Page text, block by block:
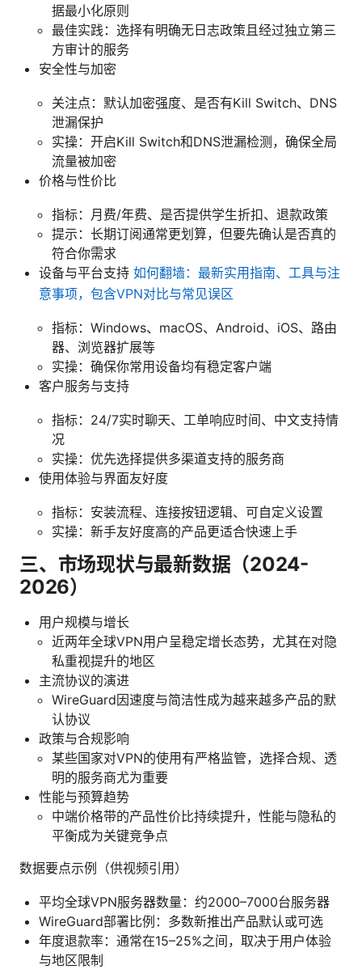
据最小化原则
最佳实践：选择有明确无日志政策且经过独立第三
方审计的服务
安全性与加密
关注点：默认加密强度、是否有Kill Switch、DNS
泄漏保护
实操：开启Kill Switch和DNS泄漏检测，确保全局
流量被加密
价格与性价比
指标：月费/年费、是否提供学生折扣、退款政策
提示：长期订阅通常更划算，但要先确认是否真的
符合你需求
设备与平台支持 如何翻墙：最新实用指南、工具与注
意事项，包含VPN对比与常见误区
指标：Windows、macOS、Android、iOS、路由
器、浏览器扩展等
实操：确保你常用设备均有稳定客户端
客户服务与支持
指标：24/7实时聊天、工单响应时间、中文支持情
况
实操：优先选择提供多渠道支持的服务商
使用体验与界面友好度
指标：安装流程、连接按钮逻辑、可自定义设置
实操：新手友好度高的产品更适合快速上手
三、市场现状与最新数据（2024-
2026）
用户规模与增长
近两年全球VPN用户呈稳定增长态势，尤其在对隐
私重视提升的地区
主流协议的演进
WireGuard因速度与简洁性成为越来越多产品的默
认协议
政策与合规影响
某些国家对VPN的使用有严格监管，选择合规、透
明的服务商尤为重要
性能与预算趋势
中端价格带的产品性价比持续提升，性能与隐私的
平衡成为关键竞争点
数据要点示例（供视频引用）
平均全球VPN服务器数量：约2000–7000台服务器
WireGuard部署比例：多数新推出产品默认或可选
年度退款率：通常在15–25%之间，取决于用户体验
与地区限制